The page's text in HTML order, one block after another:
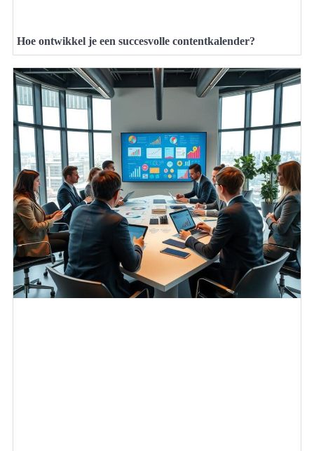
Hoe ontwikkel je een succesvolle contentkalender?